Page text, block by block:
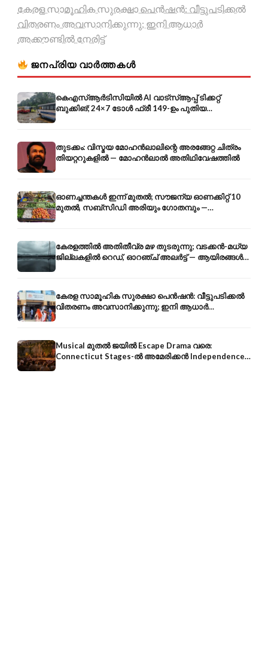
കേരള സാമൂഹിക സുരക്ഷാ പെൻഷൻ: വീട്ടുപടിക്കൽ
വിതരണം അവസാനിക്കുന്നു; ഇനി ആധാർ
അക്കൗണ്ടിൽ നേരിട്ട്
ജനപ്രിയ വാർത്തകൾ
കെഎസ്ആർടിസിയിൽ AI വാട്സ്ആപ്പ് ടിക്കറ്റ്
ബുക്കിങ്; 24×7 ടോൾ ഫ്രീ 149-ഉം പുതിയ
കൊറിയറും
തുടക്കം: വിസ്മയ മോഹൻലാലിന്റെ അരങ്ങേറ്റ ചിത്രം
തിയറ്ററുകളിൽ — മോഹൻലാൽ അതിഥിവേഷത്തിൽ
ഓണച്ചന്തകൾ ഇന്ന് മുതൽ; സൗജന്യ ഓണക്കിറ്റ് 10
മുതൽ, സബ്സിഡി അരിയും ഗോതമ്പും —
വിലക്കയറ്റത്തിന് കടിഞ്ഞാൺ
കേരളത്തിൽ അതിതീവ്ര മഴ തുടരുന്നു; വടക്കൻ-മധ്യ
ജില്ലകളിൽ റെഡ്, ഓറഞ്ച് അലർട്ട് — ആയിരങ്ങൾ
ക്യാമ്പുകളിൽ
കേരള സാമൂഹിക സുരക്ഷാ പെൻഷൻ: വീട്ടുപടിക്കൽ
വിതരണം അവസാനിക്കുന്നു; ഇനി ആധാർ
അക്കൗണ്ടിൽ നേരിട്ട്
Musical മുതൽ ജയിൽ Escape Drama വരെ:
Connecticut Stages-ൽ അമേരിക്കൻ Independence-
ന്റെ 250-ആം വാർഷികം